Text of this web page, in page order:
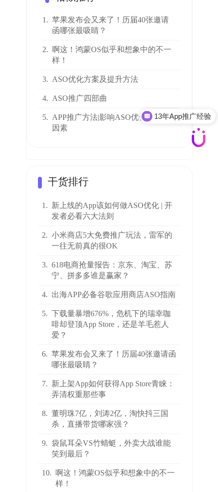
1. 苹果发布会又来了！历届40张邀请
函哪张最吸睛？
2. 啊这！鸿蒙OS似乎和想象中的不一
样！
3. ASO优化方案及提升方法
4. ASO推广四部曲
5. APP推广方法|影响ASO优化的九大
因素
干货排行
1. 新上线的App该如何做ASO优化 | 开
发者必看六大法则
2. 小米商店5大免费推广玩法，雷军的
一往无前真的很OK
3. 618电商抢量报告：京东、淘宝、苏
宁、拼多多谁是赢家？
4. 出海APP必备谷歌应用商店ASO指南
5. 下载量暴增676%，危机下的瑞幸咖
啡却登顶App Store，还是羊毛惹人
爱？
6. 苹果发布会又来了！历届40张邀请函
哪张最吸睛？
7. 新上架App如何获得App Store青睐：
弄清权重那些事
8. 董明珠7亿，刘涛2亿，淘快抖三国
杀，直播带货哪家强？
9. 袋鼠耳朵VS竹蜻蜓，外卖大战谁能
笑到最后？
10. 啊这！鸿蒙OS似乎和想象中的不一
样！
13年App推广经验